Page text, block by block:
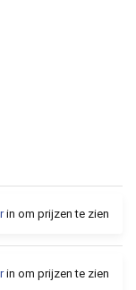
in om prijzen te zien
in om prijzen te zien